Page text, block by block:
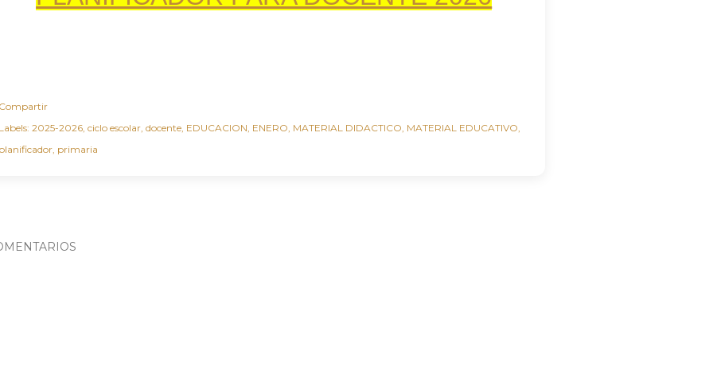
2025-2026 ciclo escolar docente EDUCACION ENERO MATERIAL DIDACTICO MATERIAL EDUCATIVO
primaria